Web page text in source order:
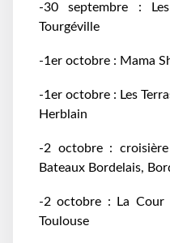
-30 septembre :
Tourgéville
-1er octobre : Mama
-1er octobre : Les
Herblain
-2 octobre :
Bateaux Bordelais,
-2 octobre : La Cour
Toulouse